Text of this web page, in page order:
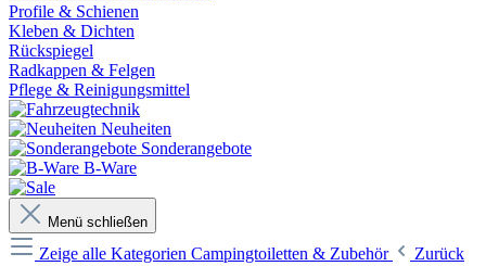
Profile & Schienen
Kleben & Dichten
Rückspiegel
Radkappen & Felgen
Pflege & Reinigungsmittel
Neuheiten
Sonderangebote
B-Ware
Menü schließen
Zeige alle Kategorien Campingtoiletten & Zubehör
Zurück